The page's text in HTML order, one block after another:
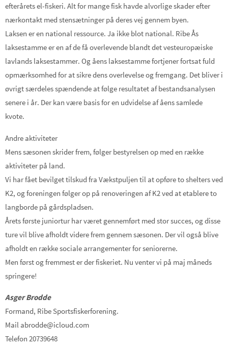
efterårets el-fiskeri. Alt for mange fisk havde alvorlige skader efter
nærkontakt med stensætninger på deres vej gennem byen.
Laksen er en national ressource. Ja ikke blot national. Ribe Ås
laksestamme er en af de få overlevende blandt det vesteuropæiske
lavlands laksestammer. Og åens laksestamme fortjener fortsat fuld
opmærksomhed for at sikre dens overlevelse og fremgang. Det bliver i
øvrigt særdeles spændende at følge resultatet af bestandsanalysen
senere i år. Der kan være basis for en udvidelse af åens samlede
kvote.
Andre aktiviteter
Mens sæsonen skrider frem, følger bestyrelsen op med en række
aktiviteter på land.
Vi har fået bevilget tilskud fra Vækstpuljen til at opføre to shelters ved
K2, og foreningen følger op på renoveringen af K2 ved at etablere to
langborde på gårdspladsen.
Årets første juniortur har været gennemført med stor succes, og disse
ture vil blive afholdt videre frem gennem sæsonen. Der vil også blive
afholdt en række sociale arrangementer for seniorerne.
Men først og fremmest er der fiskeriet. Nu venter vi på maj måneds
springere!
Asger Brodde
Formand, Ribe Sportsfiskerforening.
Mail abrodde@icloud.com
Telefon 20739648